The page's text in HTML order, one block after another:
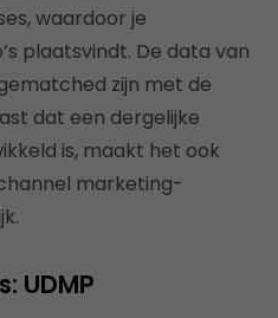
waardoor je
plaatsvindt. De data van
zijn met de
dat een dergelijke
is, maakt het ook
marketing-
UDMP